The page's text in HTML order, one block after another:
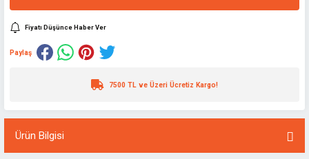
Fiyatı Düşünce Haber Ver
Paylaş
7500 TL ve Üzeri Ücretiz Kargo!
Ürün Bilgisi